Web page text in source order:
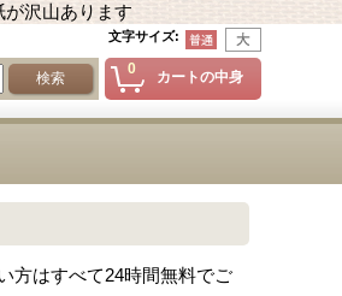
沢山あります
文字サイズ:
0 カートの中身
方はすべて24時間無料でご